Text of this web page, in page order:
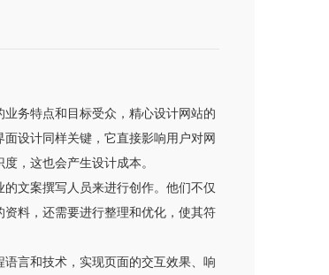
务特点和目标受众，精心设计网站的
设计同样关键，它直接影响用户对网
，这也会产生设计成本。
文案撰写人员来进行创作。他们不仅
料，还需要进行整理和优化，使其符
言和技术，实现页面的交互效果、响